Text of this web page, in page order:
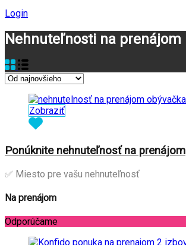
Login
Nehnuteľnosti na prenájom
Zobraziť
Ponúknite nehnuteľnosť na prenájom
✅ Miesto pre vašu nehnuteľnosť
Na prenájom
Odporúčame